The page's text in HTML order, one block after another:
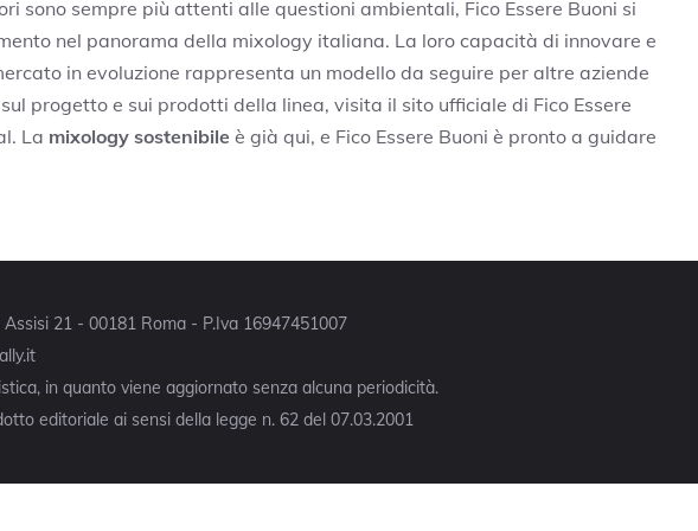
sono sempre più attenti alle questioni ambientali, Fico Essere Buoni si
nel panorama della mixology italiana. La loro capacità di innovare e
in evoluzione rappresenta un modello da seguire per altre aziende
progetto e sui prodotti della linea, visita il sito ufficiale di Fico Essere
La mixology sostenibile è già qui, e Fico Essere Buoni è pronto a guidare
21 - 00181 Roma - P.Iva 16947451007
in quanto viene aggiornato senza alcuna periodicità.
editoriale ai sensi della legge n. 62 del 07.03.2001